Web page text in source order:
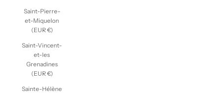
Saint-Pierre-
et-Miquelon
(EUR €)
Saint-Vincent-
et-les
Grenadines
(EUR €)
Sainte-Hélène